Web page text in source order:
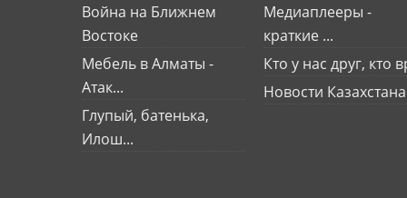
Война на Ближнем
Востоке
Мебель в Алматы -
Атак...
Глупый, батенька,
Илош...
Медиаплееры -
краткие ...
Кто у нас друг, кто
Новости Казахстана